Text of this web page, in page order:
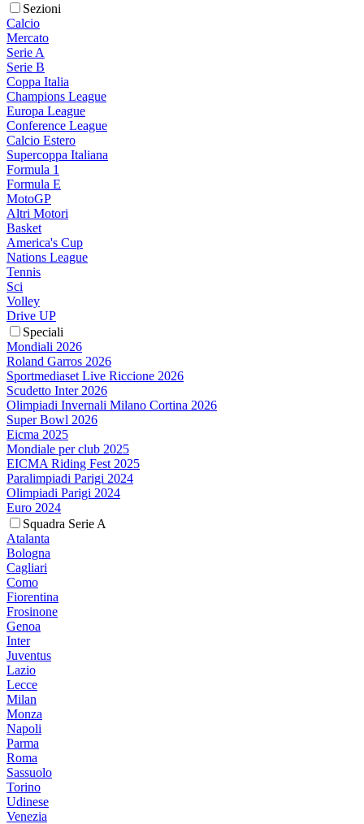
Sezioni
Calcio
Mercato
Serie A
Serie B
Coppa Italia
Champions League
Europa League
Conference League
Calcio Estero
Supercoppa Italiana
Formula 1
Formula E
MotoGP
Altri Motori
Basket
America's Cup
Nations League
Tennis
Sci
Volley
Drive UP
Speciali
Mondiali 2026
Roland Garros 2026
Sportmediaset Live Riccione 2026
Scudetto Inter 2026
Olimpiadi Invernali Milano Cortina 2026
Super Bowl 2026
Eicma 2025
Mondiale per club 2025
EICMA Riding Fest 2025
Paralimpiadi Parigi 2024
Olimpiadi Parigi 2024
Euro 2024
Squadra Serie A
Atalanta
Bologna
Cagliari
Como
Fiorentina
Frosinone
Genoa
Inter
Juventus
Lazio
Lecce
Milan
Monza
Napoli
Parma
Roma
Sassuolo
Torino
Udinese
Venezia